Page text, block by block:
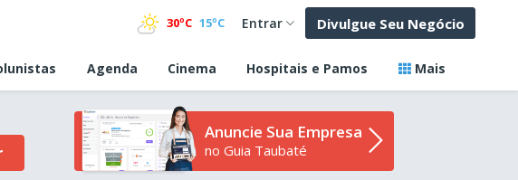
30ºC 15ºC Entrar Divulgue Seu Negócio
Agenda Cinema Hospitais e Pamos Mais
Anuncie Sua Empresa
no Guia Taubaté